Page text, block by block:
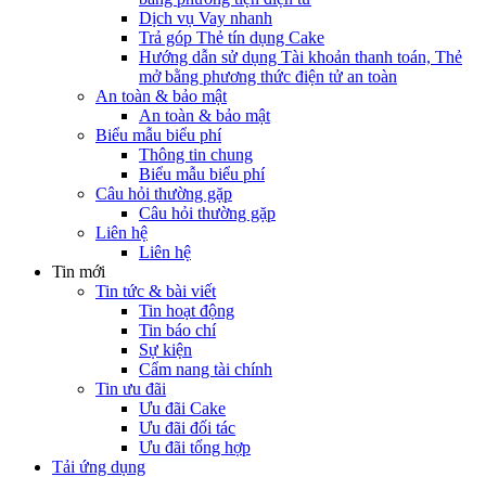
Dịch vụ Vay nhanh
Trả góp Thẻ tín dụng Cake
Hướng dẫn sử dụng Tài khoản thanh toán, Thẻ
mở bằng phương thức điện tử an toàn
An toàn & bảo mật
An toàn & bảo mật
Biểu mẫu biểu phí
Thông tin chung
Biểu mẫu biểu phí
Câu hỏi thường gặp
Câu hỏi thường gặp
Liên hệ
Liên hệ
Tin mới
Tin tức & bài viết
Tin hoạt động
Tin báo chí
Sự kiện
Cẩm nang tài chính
Tin ưu đãi
Ưu đãi Cake
Ưu đãi đối tác
Ưu đãi tổng hợp
Tải ứng dụng